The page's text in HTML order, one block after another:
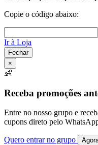
Copie o código abaixo:
Ir à Loja
Fechar
×
👶
Receba promoções
Entre no nosso grupo e
cupons direto pelo
Quero entrar no grupo